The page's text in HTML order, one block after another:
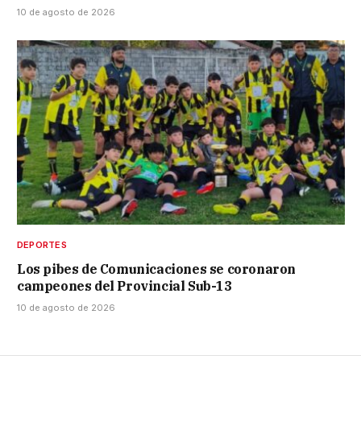
10 de agosto de 2026
DEPORTES
Los pibes de Comunicaciones se coronaron
campeones del Provincial Sub-13
10 de agosto de 2026